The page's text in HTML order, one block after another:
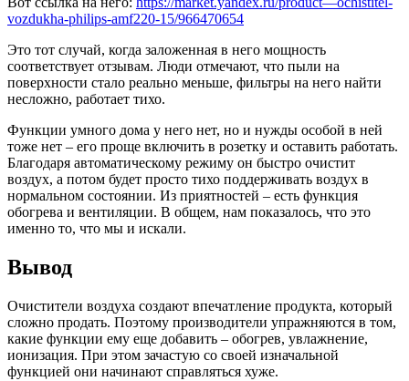
vozdukha-philips-amf220-15/966470654
Это тот случай, когда заложенная в него мощность
соответствует отзывам. Люди отмечают, что пыли на
поверхности стало реально меньше, фильтры на него найти
несложно, работает тихо.
Функции умного дома у него нет, но и нужды особой в ней
тоже нет – его проще включить в розетку и оставить работать.
Благодаря автоматическому режиму он быстро очистит
воздух, а потом будет просто тихо поддерживать воздух в
нормальном состоянии. Из приятностей – есть функция
обогрева и вентиляции. В общем, нам показалось, что это
именно то, что мы и искали.
Вывод
Очистители воздуха создают впечатление продукта, который
сложно продать. Поэтому производители упражняются в том,
какие функции ему еще добавить – обогрев, увлажнение,
ионизация. При этом зачастую со своей изначальной
функцией они начинают справляться хуже.